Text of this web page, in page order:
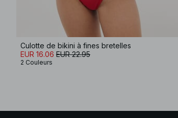
Culotte de bikini à fines bretelles
EUR 16.06 EUR 22.95
2 Couleurs